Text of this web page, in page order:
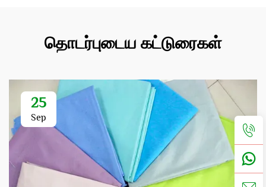
தொடர்புடைய கட்டுரைகள்
25
Sep